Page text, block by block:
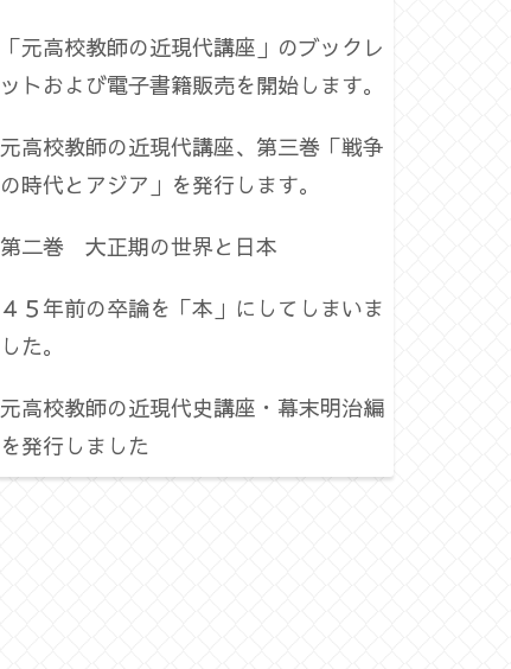
「元高校教師の近現代講座」のブックレ
ットおよび電子書籍販売を開始します。
元高校教師の近現代講座、第三巻「戦争
の時代とアジア」を発行します。
第二巻 大正期の世界と日本
４５年前の卒論を「本」にしてしまいま
した。
元高校教師の近現代史講座・幕末明治編
を発行しました